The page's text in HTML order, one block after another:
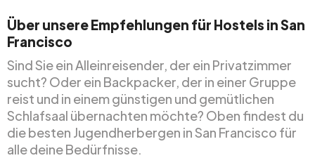
Über unsere Empfehlungen für Hostels in San
Francisco
Sind Sie ein Alleinreisender, der ein Privatzimmer
sucht? Oder ein Backpacker, der in einer Gruppe
reist und in einem günstigen und gemütlichen
Schlafsaal übernachten möchte? Oben findest du
die besten Jugendherbergen in San Francisco für
alle deine Bedürfnisse.